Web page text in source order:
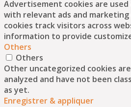
Advertisement cookies are
with relevant ads and marketing
cookies track visitors across
information to provide
Others
Others
Other uncategorized cookies
analyzed and have not been
as yet.
Enregistrer & appliquer